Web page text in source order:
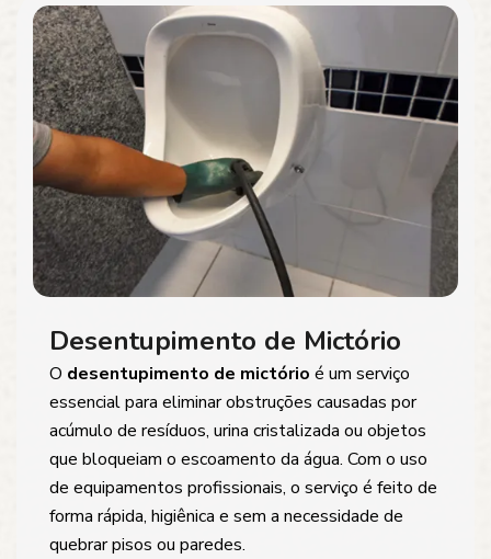
Desentupimento de Mictório
O desentupimento de mictório é um serviço
essencial para eliminar obstruções causadas por
acúmulo de resíduos, urina cristalizada ou objetos
que bloqueiam o escoamento da água. Com o uso
de equipamentos profissionais, o serviço é feito de
forma rápida, higiênica e sem a necessidade de
quebrar pisos ou paredes.